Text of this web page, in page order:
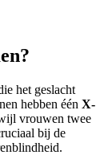
het geslacht
hebben één X-
vrouwen twee
bij de